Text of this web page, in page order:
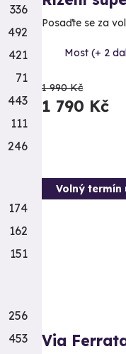
Posaďte se za
Most (+ 2
1 990 Kč
1 790 Kč
Volný termín
Via
336
492
421
71
443
111
246
174
162
151
256
453